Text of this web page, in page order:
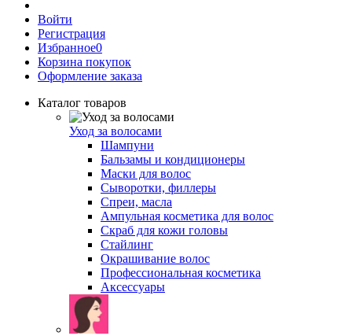
Войти
Регистрация
Избранное0
Корзина покупок
Оформление заказа
Каталог товаров
Уход за волосами
Шампуни
Бальзамы и кондиционеры
Маски для волос
Сыворотки, филлеры
Спреи, масла
Ампульная косметика для волос
Скраб для кожи головы
Стайлинг
Окрашивание волос
Профессиональная косметика
Аксессуары